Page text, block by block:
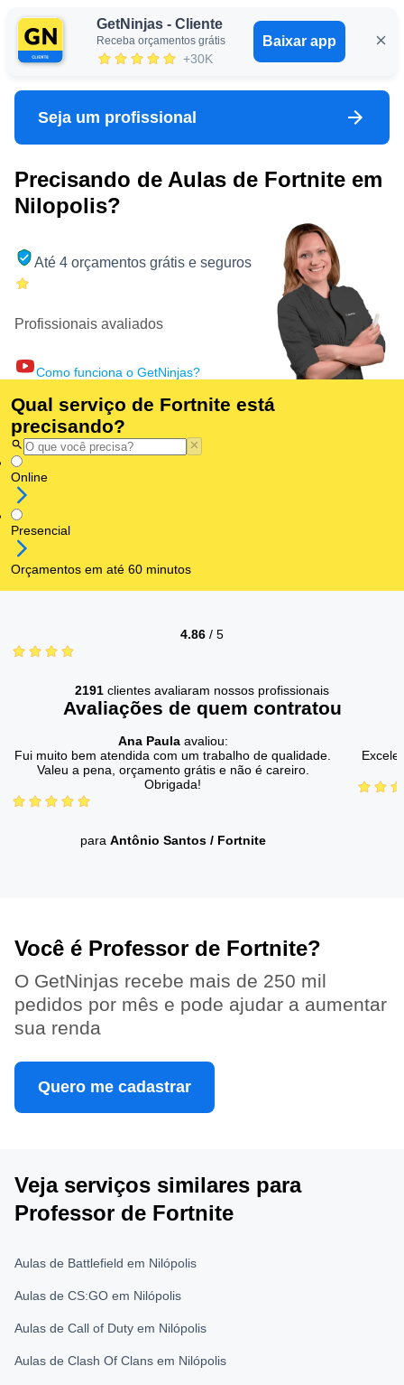
GetNinjas - Cliente
Receba orçamentos grátis
+30K
Baixar app
Entrar
Seja um profissional
Precisando de Aulas de Fortnite em
Nilopolis?
Até 4 orçamentos grátis e seguros
Profissionais avaliados
Como funciona o GetNinjas?
Qual serviço de Fortnite está
precisando?
Online
Presencial
Orçamentos em até 60 minutos
4.86 / 5
2191 clientes avaliaram nossos profissionais
Avaliações de quem contratou
Ana Paulaavaliou:
Fui muito bem atendida com um trabalho de qualidade.
Valeu a pena, orçamento grátis e não é careiro.
Obrigada!
para Antônio Santos/ Fortnite
Você é Professor de Fortnite?
O GetNinjas recebe mais de 250 mil
pedidos por mês e pode ajudar a aumentar
sua renda
Quero me cadastrar
Veja serviços similares para
Professor de Fortnite
Aulas de Battlefield em Nilópolis
Aulas de CS:GO em Nilópolis
Aulas de Call of Duty em Nilópolis
Aulas de Clash Of Clans em Nilópolis